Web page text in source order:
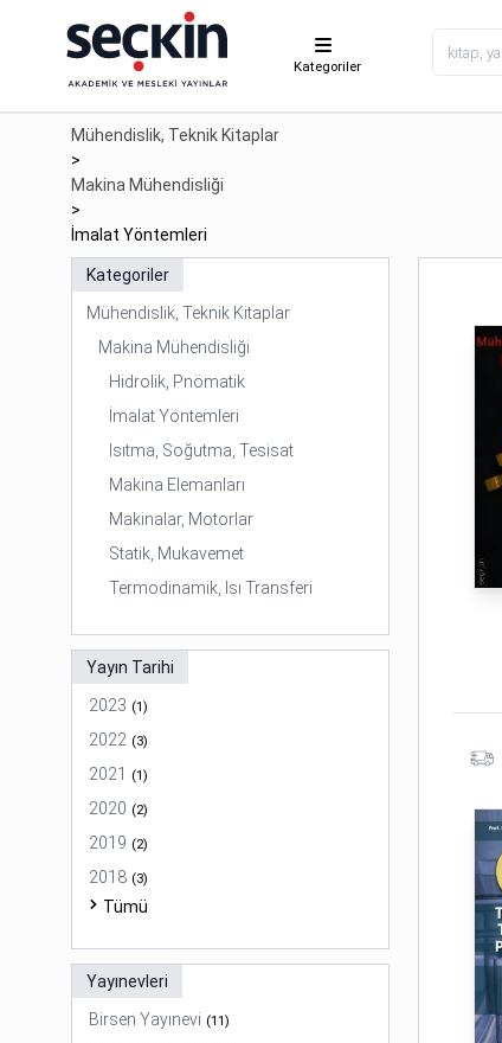
Kategoriler
Mühendislik, Teknik Kitaplar
>
Makina Mühendisliği
>
İmalat Yöntemleri
Kategoriler
Mühendislik, Teknik Kitaplar
Makina Mühendisliği
Hidrolik, Pnömatik
İmalat Yöntemleri
Isıtma, Soğutma, Tesisat
Makina Elemanları
Makinalar, Motorlar
Statik, Mukavemet
Termodinamik, Isı Transferi
Yayın Tarihi
2023 (1)
2022 (3)
2021 (1)
2020 (2)
2019 (2)
2018 (3)
Tümü
Yayınevleri
Birsen Yayınevi (11)